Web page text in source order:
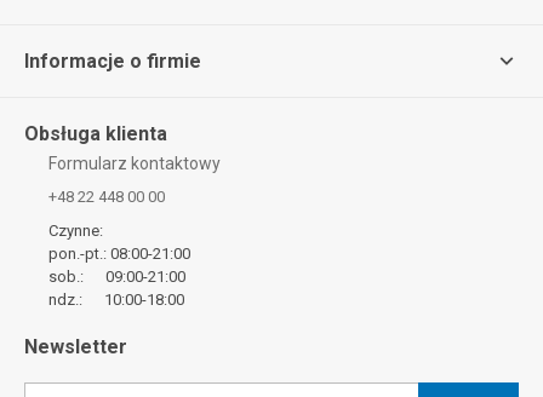
Informacje o firmie
Obsługa klienta
Formularz kontaktowy
+48 22 448 00 00
Czynne:
pon.-pt.: 08:00-21:00
sob.: 09:00-21:00
ndz.: 10:00-18:00
Newsletter